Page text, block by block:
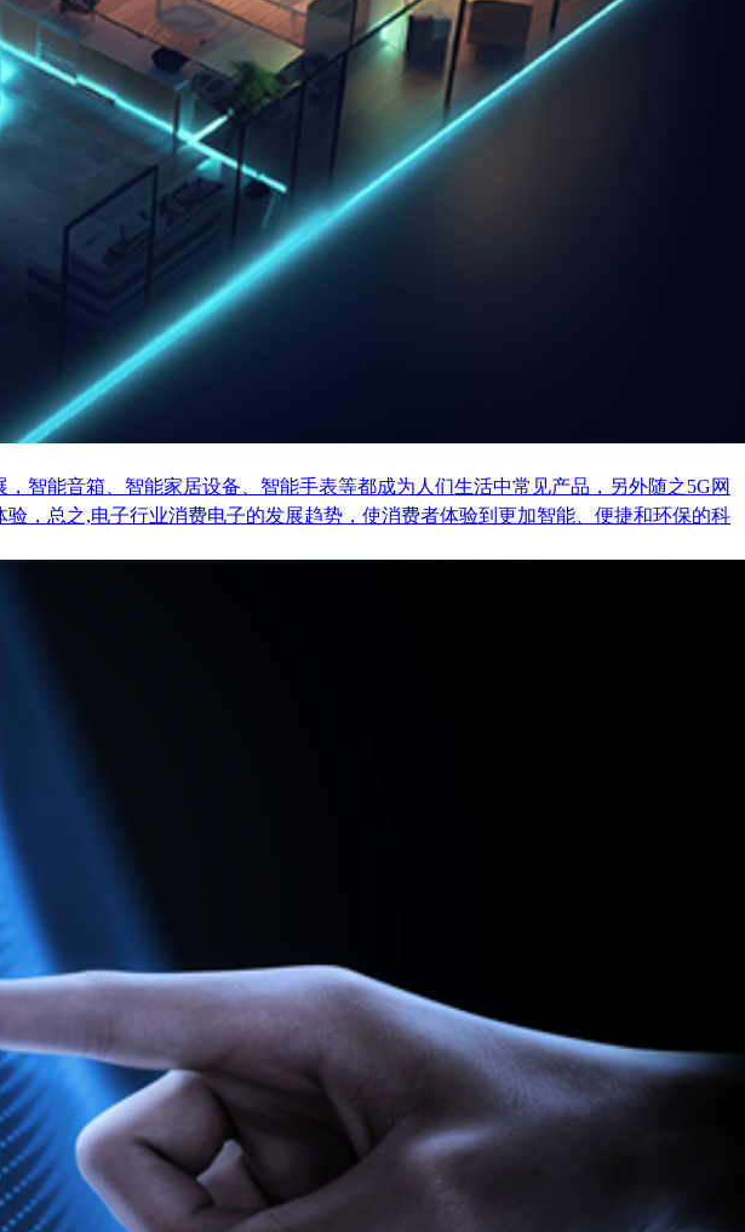
智能音箱、智能家居设备、智能手表等都成为人们生活中常见产品，另外随之5G网
，总之,电子行业消费电子的发展趋势，使消费者体验到更加智能、便捷和环保的科